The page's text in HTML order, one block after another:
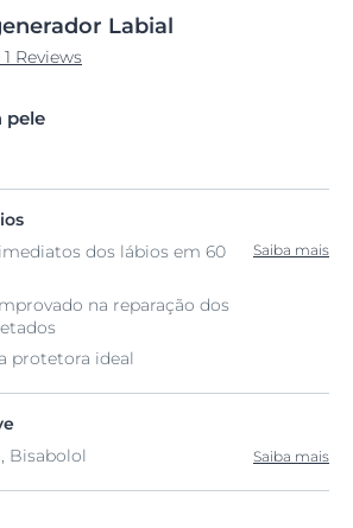
Labial
1 Reviews
pele
dos lábios em 60
na reparação dos
protetora ideal
Saiba mais
Bisabolol
Saiba mais